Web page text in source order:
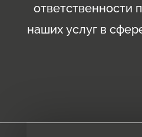
ответственности
наших услуг в